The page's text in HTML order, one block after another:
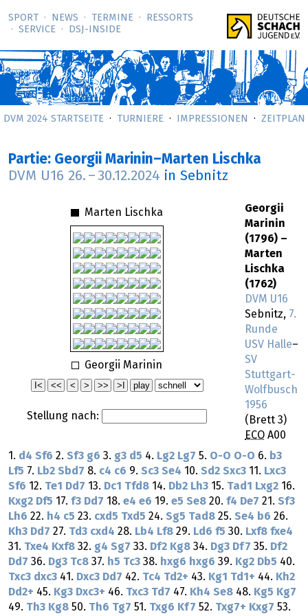
SPORT NEWS TERMINE
RESSORTS
SERVICE
DSJ-­INSIDE
DVM 2024 STARTSEITE TURNIERE IMPRESSIONEN ZEITPLAN
Partie: Georgii Marinin–Marten Lischka
DVM U16 26. – 30.12.2024 in Sebnitz
Marten Lischka
Georgii Marinin
Stellung nach:
Georgii
Marinin
(1796) –
Marten
Lischka
(1762)
DVM U16
Sebnitz, 7.
Runde
USV Halle–
SV
Stuttgart-
Wolfbusch
1956
(Brett 3)
ECO A00
1. d4 Sf6 2. Sf3 g6 3. g3 d5 4. Lg2 Lg7 5. O-O O-O 6. b3
Lf5 7. Lb2 Sbd7 8. c4 c6 9. Sc3 Se4 10. Sd2 Sxc3 11. Lxc3
Sf6 12. Te1 Dd7 13. Dc1 Tfd8 14. Db2 Lh3 15. Tad1 Lxg2 16.
Kxg2 Df5 17. f3 Dd7 18. e4 e6 19. e5 Se8 20. f4 De7 21. Sf3
Lh6 22. h4 c5 23. cxd5 Txd5 24. Sg5 Tad8 25. Se4 b6 26.
Kh3 Dd7 27. Td3 cxd4 28. Lb4 Lf8 29. Ld6 f5 30. Lxf8 fxe4
31. Txe4 Kxf8 32. g4 Sg7 33. Df2 Kg8 34. Dg3 Df7 35. Df2
Dd7 36. Dg3 Tc8 37. h5 Tc3 38. hxg6 hxg6 39. Kg2 Db5 40.
Txc3 dxc3 41. Dxc3 Dd7 42. Tc4 Td2+ 43. Kg1 Td1+ 44. Kh2
Dd2+ 45. Kg3 Dxc3+ 46. Txc3 Td7 47. Kh4 Se8 48. Kg5 Kg7
49. Th3 Kg8 50. Th6 Tg7 51. Txg6 Kf7 52. Txg7+ Kxg7 53.